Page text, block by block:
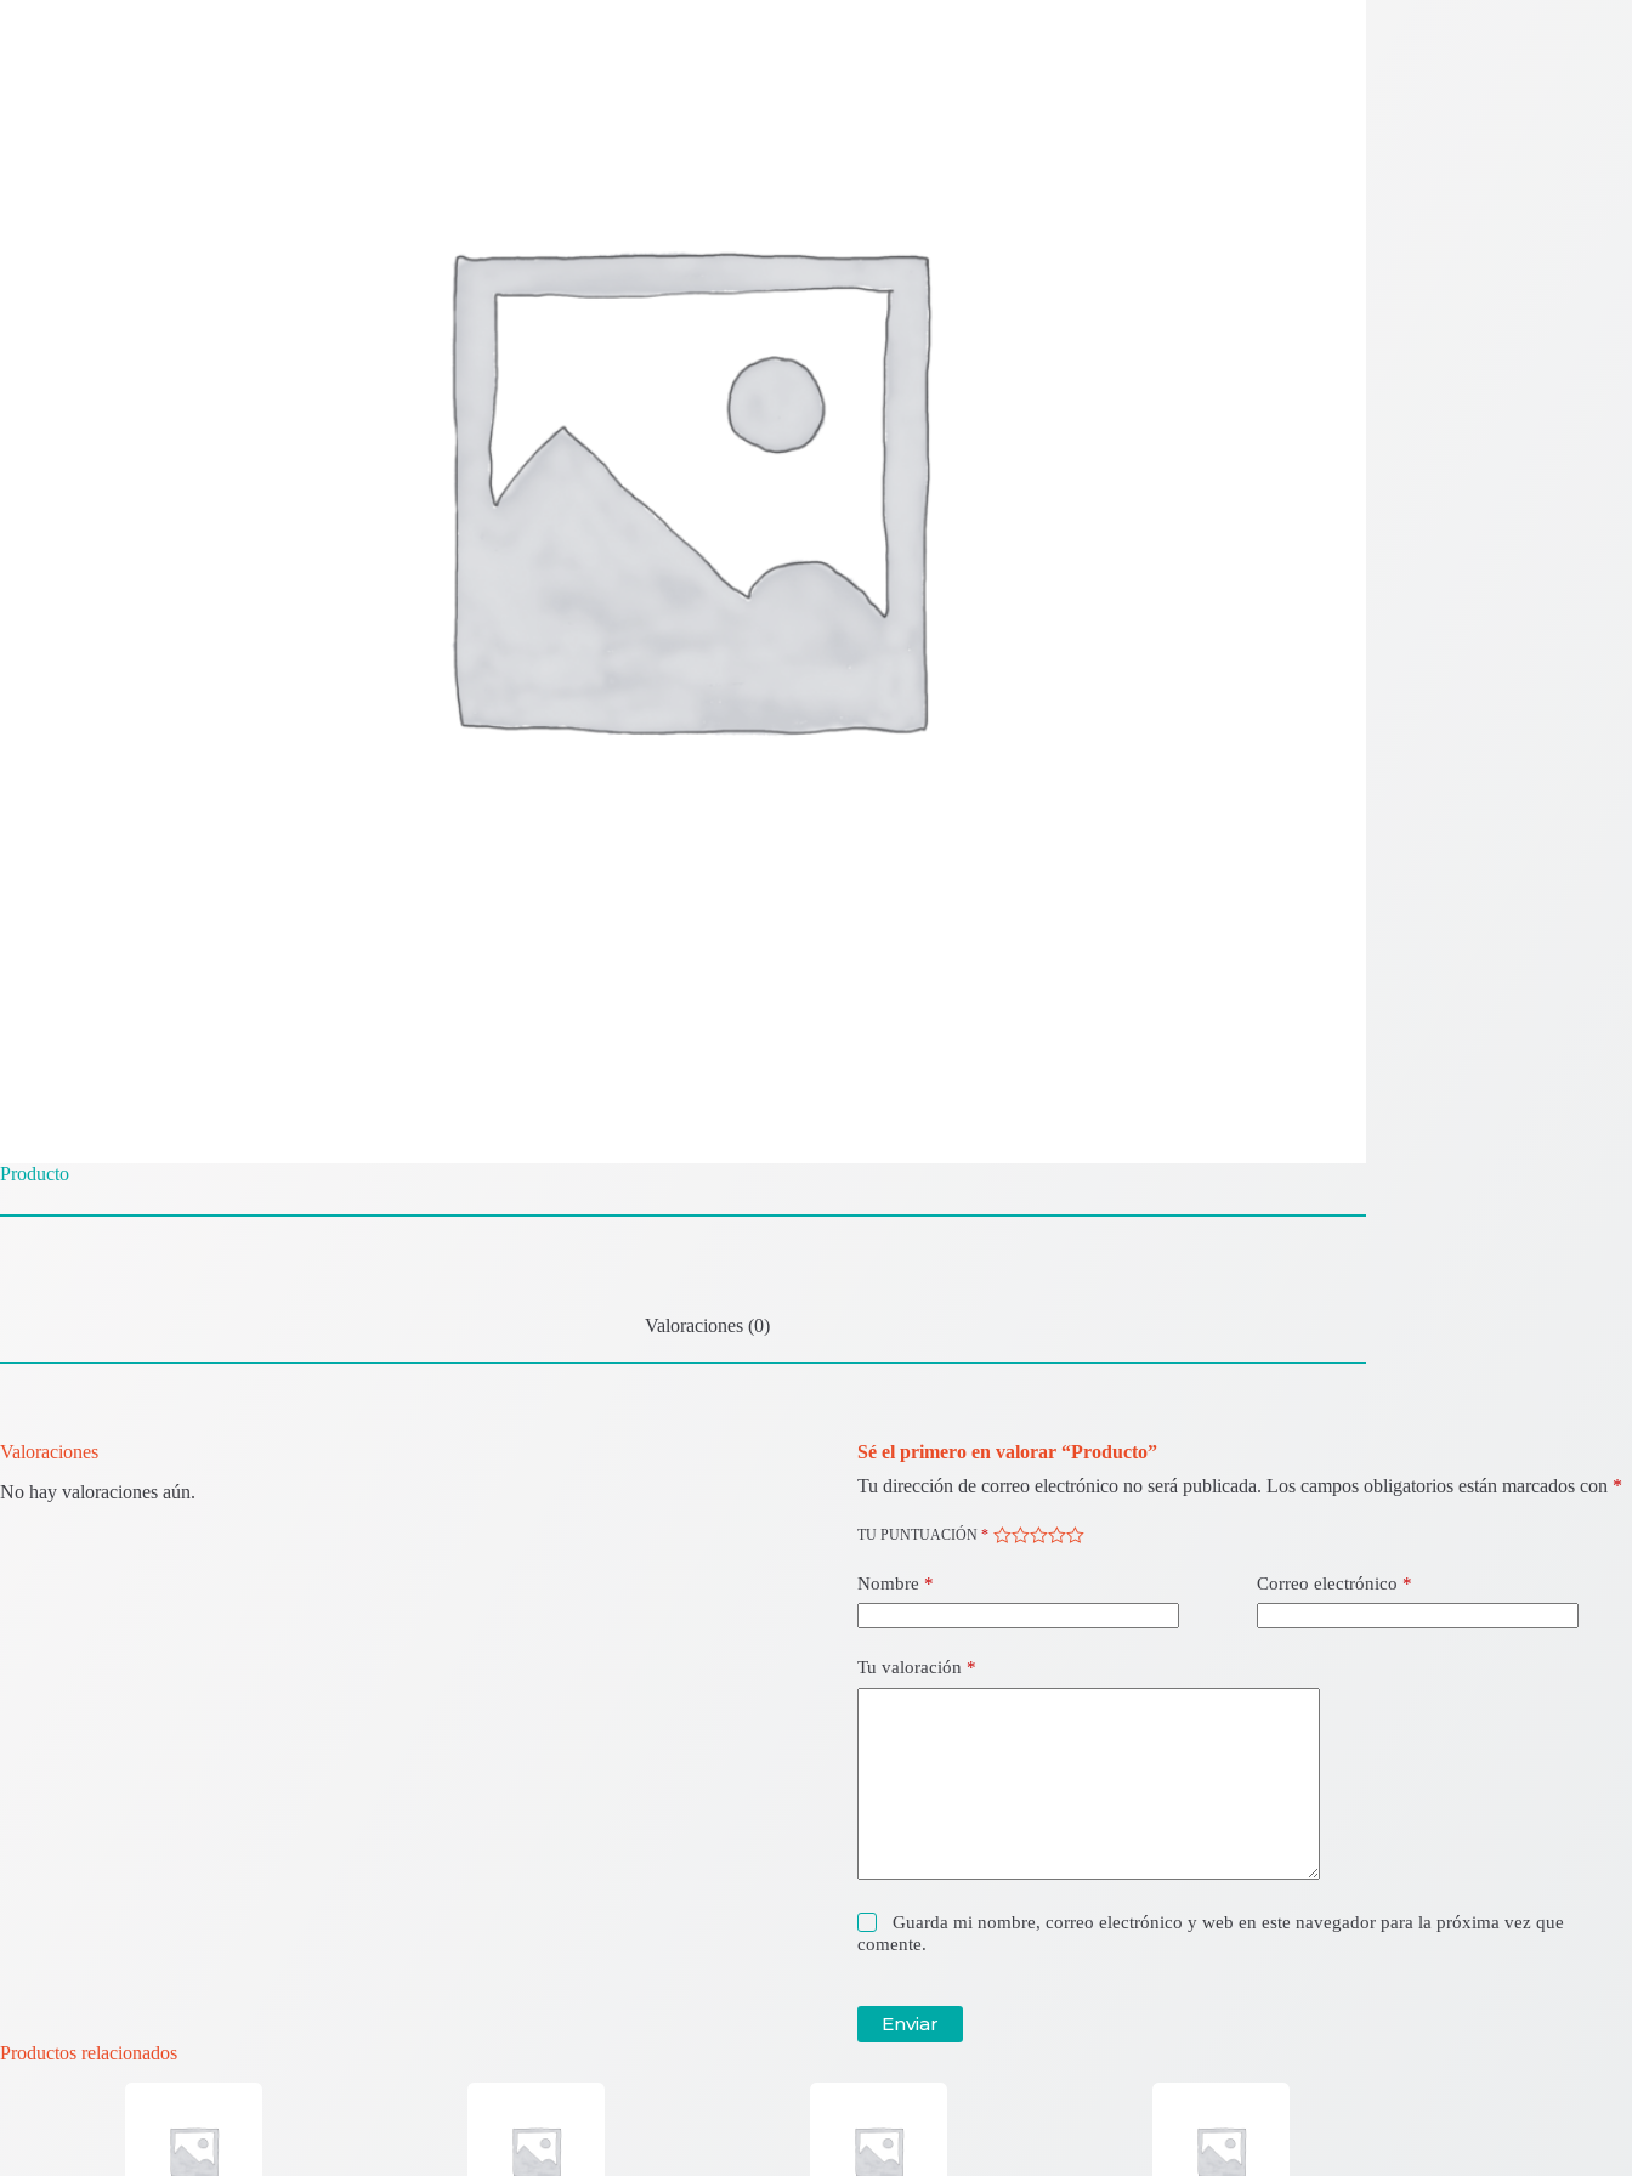
Producto
Valoraciones (0)
Valoraciones
No hay valoraciones aún.
Sé el primero en valorar “Producto”
Tu dirección de correo electrónico no será publicada. Los campos obligatorios están marcados con *
TU PUNTUACIÓN *
Nombre * Correo electrónico *
Tu valoración *
Guarda mi nombre, correo electrónico y web en este navegador para la próxima vez que
comente.
Enviar
Productos relacionados